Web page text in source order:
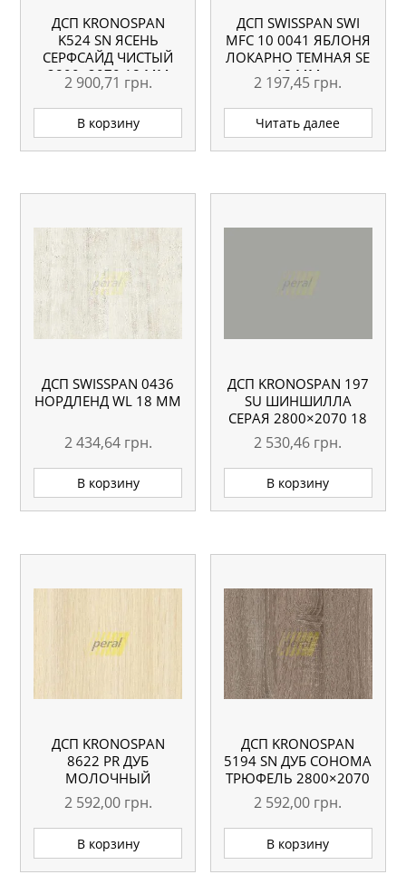
ДСП KRONOSPAN
K524 SN ЯСЕНЬ
СЕРФСАЙД ЧИСТЫЙ
2800×2070 18 ММ
2 900,71 грн.
В корзину
ДСП SWISSPAN SWI
MFC 10 0041 ЯБЛОНЯ
ЛОКАРНО ТЕМНАЯ SE
18 ММ
2 197,45 грн.
Читать далее
ДСП SWISSPAN 0436
НОРДЛЕНД WL 18 ММ
2 434,64 грн.
В корзину
ДСП KRONOSPAN 197
SU ШИНШИЛЛА
СЕРАЯ 2800×2070 18
ММ
2 530,46 грн.
В корзину
ДСП KRONOSPAN
8622 PR ДУБ
МОЛОЧНЫЙ
2800×2070 18 ММ
2 592,00 грн.
В корзину
ДСП KRONOSPAN
5194 SN ДУБ СОНОМА
ТРЮФЕЛЬ 2800×2070
18 ММ
2 592,00 грн.
В корзину